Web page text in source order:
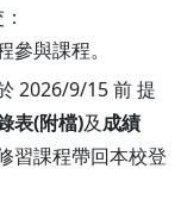
參與課程。
2026/9/15 前 提
表(附檔)及成績
習課程帶回本校登